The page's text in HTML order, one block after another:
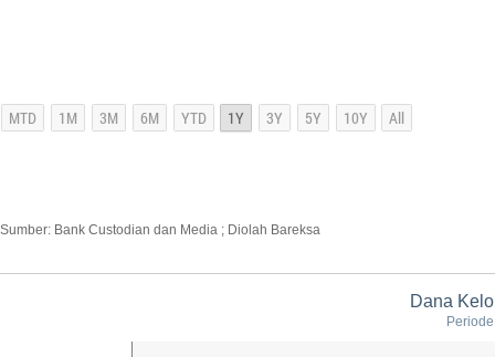
Sumber: Bank Custodian dan Media ; Diolah Bareksa
Dana